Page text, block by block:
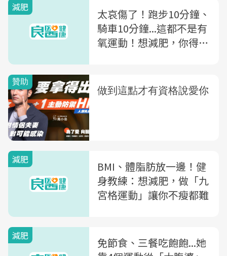
減肥
太哀傷了！跑步10分鐘、
騎車10分鐘...這都不是有
氧運動！想減肥，你得先
減肥
BMI、體脂肪放一邊！健
身教練：想減肥，做「九
宮格運動」讓你不瘦都難
減肥
免節食、三餐吃飽飽...她